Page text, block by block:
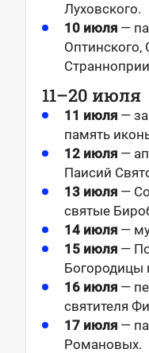
Луховского.
10 июля —
Оптинского,
11–20 июля
11 июля —
память
12 июля —
Паисий
13 июля —
святые
14 июля —
15 июля —
Богородицы
16 июля —
святителя
17 июля —
Романовых.